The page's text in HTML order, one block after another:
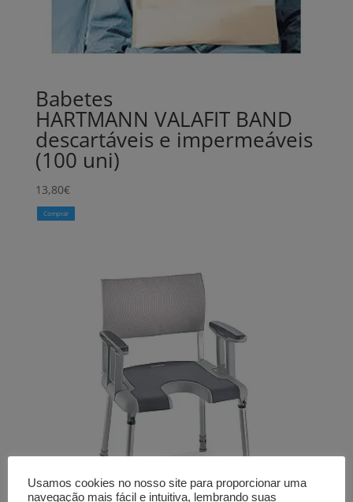
Babetes
HARTMANN VALAFIT BAND
descartáveis e impermeáveis
(100 uni)
13,80€
Comprar
Usamos cookies no nosso site para proporcionar uma
navegação mais fácil e intuitiva, lembrando suas